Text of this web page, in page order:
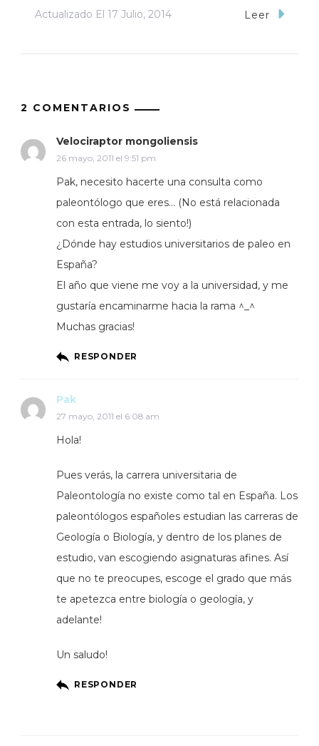
Actualizado El 17 Julio, 2014 Leer
2 COMENTARIOS
Velociraptor mongoliensis
26 mayo, 2011 el 9:51 pm
Pak, necesito hacerte una consulta como
paleontólogo que eres… (No está relacionada
con esta entrada, lo siento!)
¿Dónde hay estudios universitarios de paleo en
España?
El año que viene me voy a la universidad, y me
gustaría encaminarme hacia la rama ^_^
Muchas gracias!
RESPONDER
Pak
27 mayo, 2011 el 6:08 am
Hola!
Pues verás, la carrera universitaria de
Paleontología no existe como tal en España. Los
paleontólogos españoles estudian las carreras de
Geología o Biología, y dentro de los planes de
estudio, van escogiendo asignaturas afines. Así
que no te preocupes, escoge el grado que más
te apetezca entre biología o geología, y
adelante!
Un saludo!
RESPONDER